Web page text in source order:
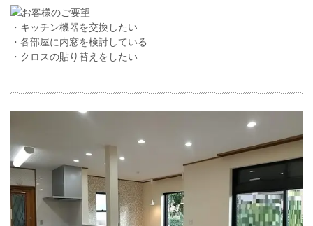
・キッチン機器を交換したい
・各部屋に内窓を検討している
・クロスの貼り替えをしたい